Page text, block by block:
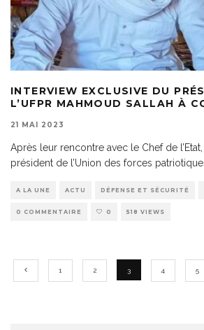
INTERVIEW EXCLUSIVE DU
L’UFPR MAHMOUD SALLAH À
21 MAI 2023
Après leur rencontre avec le Chef de
président de l’Union des forces
A LA UNE ACTU DÉFENSE ET SÉCURITÉ
0 COMMENTAIRE 0 518 VIEWS
1 2 3 4 5